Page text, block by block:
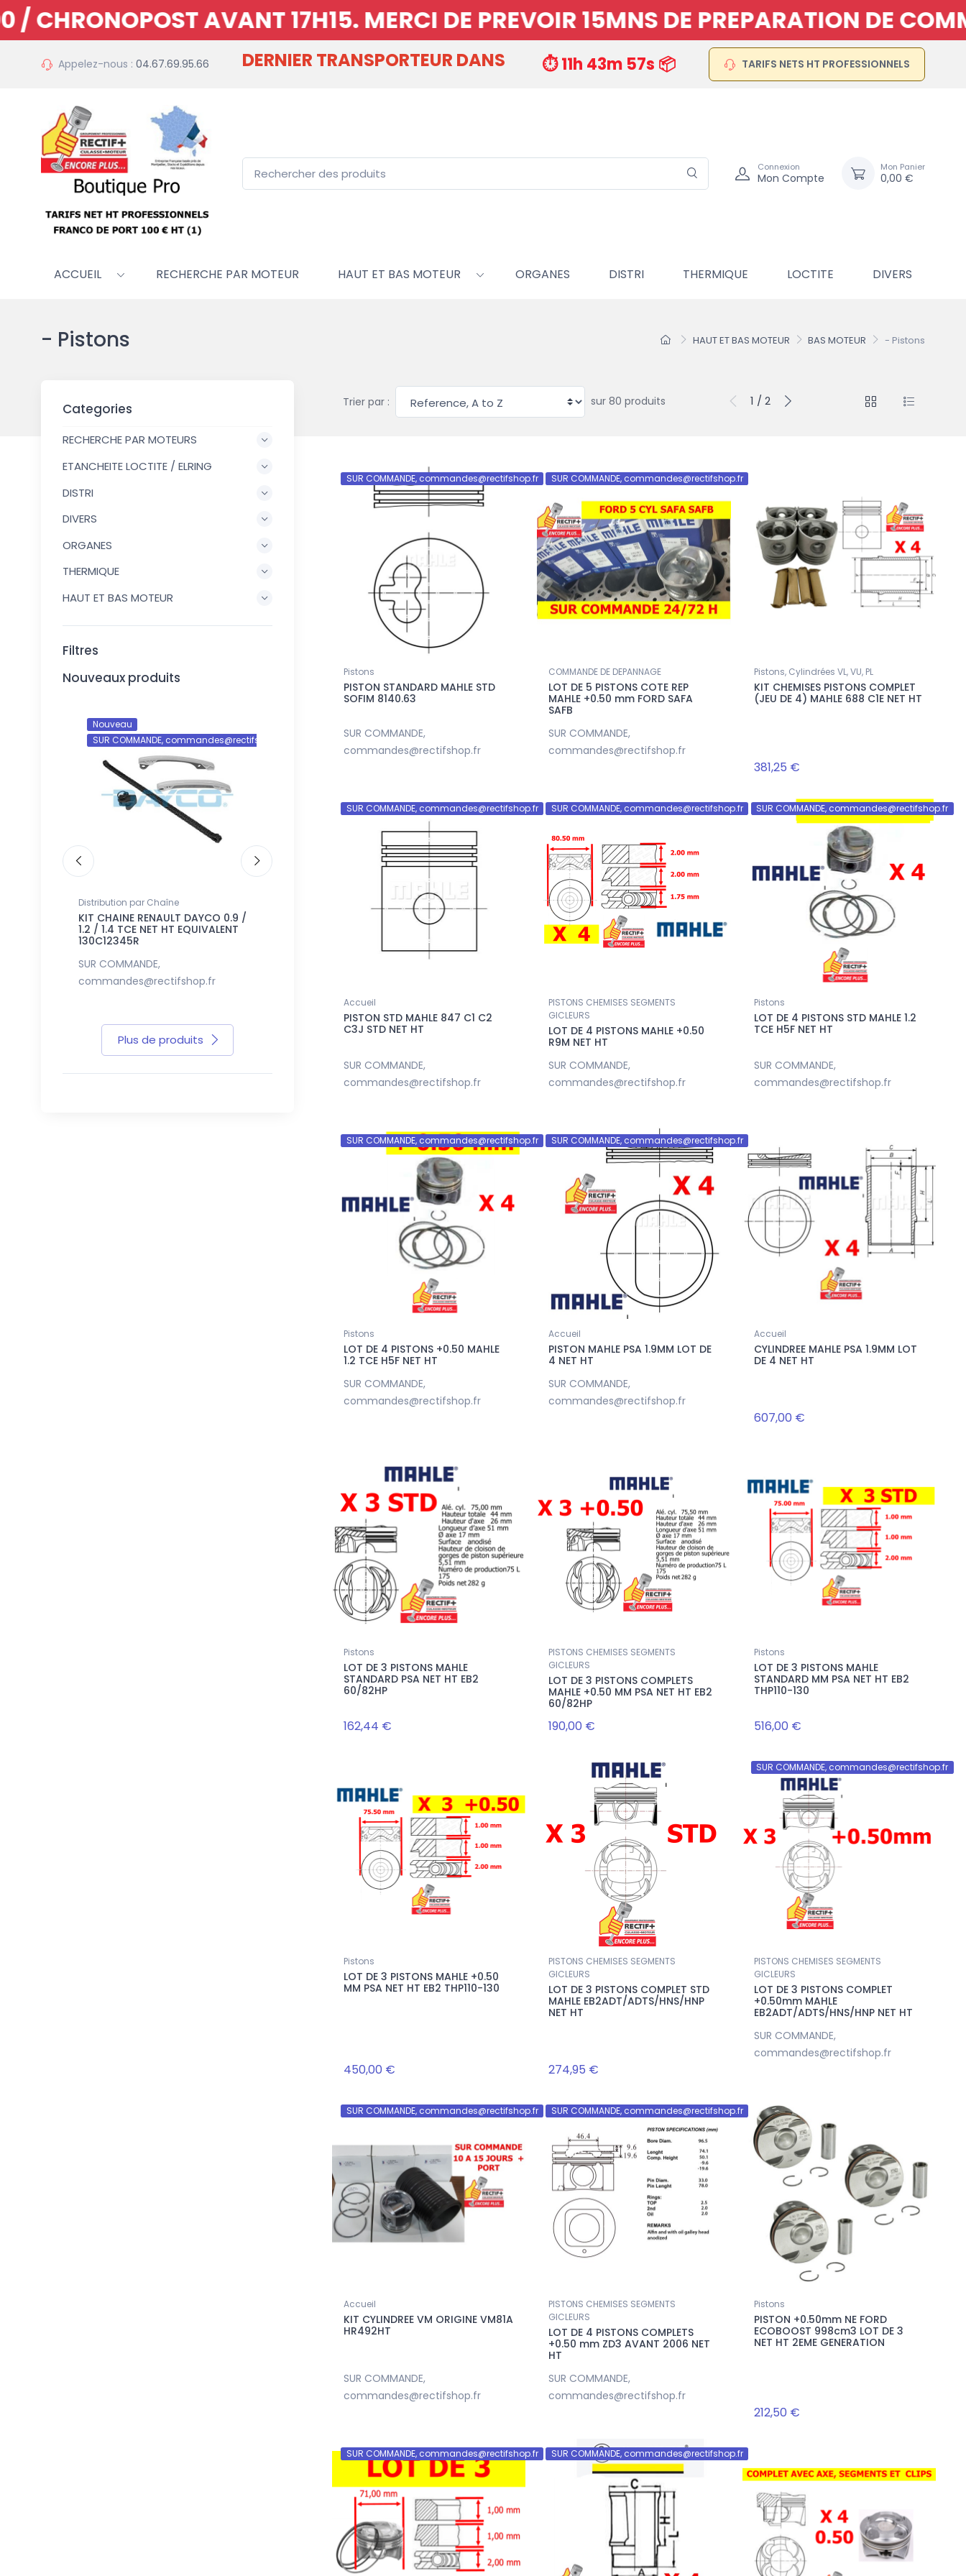
AVANT 17H15. MERCI DE PREVOIR 15MNS DE PREPARATION DE COMMANDE
Appelez-nous : 04.67.69.95.66 DERNIER TRANSPORTEUR DANS ⏱️ 11h 43m 56s 📦 TARIFS NETS HT PROFESSIONNELS
Connexion
Mon Compte
Mon Panier
0,00 €
ACCUEIL RECHERCHE PAR MOTEUR HAUT ET BAS MOTEUR ORGANES DISTRI THERMIQUE LOCTITE DIVERS
HAUT ET BAS MOTEUR BAS MOTEUR - Pistons
- Pistons
Categories
RECHERCHE PAR MOTEURS
ETANCHEITE LOCTITE / ELRING
DISTRI
DIVERS
ORGANES
THERMIQUE
HAUT ET BAS MOTEUR
Filtres
Nouveaux produits
Nouveau
SUR COMMANDE, commandes@rectifshop.fr
Distribution par Chaîne
KIT CHAINE RENAULT DAYCO 0.9 /
1.2 / 1.4 TCE NET HT EQUIVALENT
130C12345R
SUR COMMANDE,
commandes@rectifshop.fr
SUR COMMANDE, commandes@rectifshop.fr
JEU DE 4 PISTONS YENMAK PSA
Accueil
LOT DE 8 CULBUTEURS EUROCAMS
NET HT VAG 1.6 / 6.0 TDI
Accueil
LOT DE 4 PISTONS ADAP. EN +0.50
MM LR JAGUAR 204DTA NET HT
EQUIV LR073817
399,00 €
Accueil
LOT DE 4 PRECHAMBRE
PSA XUD7 NET HT
Plus de produits
Trier par : sur 80 produits 1 / 2
SUR COMMANDE, commandes@rectifshop.fr
Pistons
PISTON STANDARD MAHLE STD
SOFIM 8140.63
SUR COMMANDE,
commandes@rectifshop.fr
SUR COMMANDE, commandes@rectifshop.fr
COMMANDE DE DEPANNAGE
LOT DE 5 PISTONS COTE REP
MAHLE +0.50 mm FORD SAFA
SAFB
SUR COMMANDE,
commandes@rectifshop.fr
Pistons, Cylindrées VL, VU, PL
KIT CHEMISES PISTONS COMPLET
(JEU DE 4) MAHLE 688 C1E NET HT
381,25 €
SUR COMMANDE, commandes@rectifshop.fr
Accueil
PISTON STD MAHLE 847 C1 C2
C3J STD NET HT
SUR COMMANDE,
commandes@rectifshop.fr
SUR COMMANDE, commandes@rectifshop.fr
PISTONS CHEMISES SEGMENTS
GICLEURS
LOT DE 4 PISTONS MAHLE +0.50
R9M NET HT
SUR COMMANDE,
commandes@rectifshop.fr
SUR COMMANDE, commandes@rectifshop.fr
Pistons
LOT DE 4 PISTONS STD MAHLE 1.2
TCE H5F NET HT
SUR COMMANDE,
commandes@rectifshop.fr
SUR COMMANDE, commandes@rectifshop.fr
Pistons
LOT DE 4 PISTONS +0.50 MAHLE
1.2 TCE H5F NET HT
SUR COMMANDE,
commandes@rectifshop.fr
SUR COMMANDE, commandes@rectifshop.fr
Accueil
PISTON MAHLE PSA 1.9MM LOT DE
4 NET HT
SUR COMMANDE,
commandes@rectifshop.fr
Accueil
CYLINDREE MAHLE PSA 1.9MM LOT
DE 4 NET HT
607,00 €
Pistons
LOT DE 3 PISTONS MAHLE
STANDARD PSA NET HT EB2
60/82HP
162,44 €
PISTONS CHEMISES SEGMENTS
GICLEURS
LOT DE 3 PISTONS COMPLETS
MAHLE +0.50 MM PSA NET HT EB2
60/82HP
190,00 €
Pistons
LOT DE 3 PISTONS MAHLE
STANDARD MM PSA NET HT EB2
THP110-130
516,00 €
Pistons
LOT DE 3 PISTONS MAHLE +0.50
MM PSA NET HT EB2 THP110-130
450,00 €
PISTONS CHEMISES SEGMENTS
GICLEURS
LOT DE 3 PISTONS COMPLET STD
MAHLE EB2ADT/ADTS/HNS/HNP
NET HT
274,95 €
SUR COMMANDE, commandes@rectifshop.fr
PISTONS CHEMISES SEGMENTS
GICLEURS
LOT DE 3 PISTONS COMPLET
+0.50mm MAHLE
EB2ADT/ADTS/HNS/HNP NET HT
SUR COMMANDE,
commandes@rectifshop.fr
SUR COMMANDE, commandes@rectifshop.fr
Accueil
KIT CYLINDREE VM ORIGINE VM81A
HR492HT
SUR COMMANDE,
commandes@rectifshop.fr
SUR COMMANDE, commandes@rectifshop.fr
PISTONS CHEMISES SEGMENTS
GICLEURS
LOT DE 4 PISTONS COMPLETS
+0.50 mm ZD3 AVANT 2006 NET
HT
SUR COMMANDE,
commandes@rectifshop.fr
Pistons
PISTON +0.50mm NE FORD
ECOBOOST 998cm3 LOT DE 3
NET HT 2EME GENERATION
212,50 €
SUR COMMANDE, commandes@rectifshop.fr SUR COMMANDE, commandes@rectifshop.fr